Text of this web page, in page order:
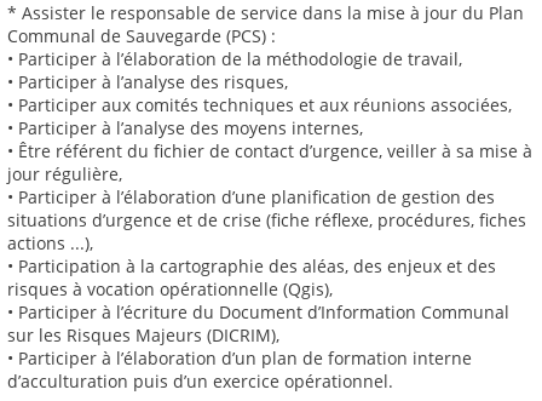
* Assister le responsable de service dans la mise à jour du Plan
Communal de Sauvegarde (PCS) :
• Participer à l’élaboration de la méthodologie de travail,
• Participer à l’analyse des risques,
• Participer aux comités techniques et aux réunions associées,
• Participer à l’analyse des moyens internes,
• Être référent du fichier de contact d’urgence, veiller à sa mise à
jour régulière,
• Participer à l’élaboration d’une planification de gestion des
situations d’urgence et de crise (fiche réflexe, procédures, fiches
actions ...),
• Participation à la cartographie des aléas, des enjeux et des
risques à vocation opérationnelle (Qgis),
• Participer à l’écriture du Document d’Information Communal
sur les Risques Majeurs (DICRIM),
• Participer à l’élaboration d’un plan de formation interne
d’acculturation puis d’un exercice opérationnel.